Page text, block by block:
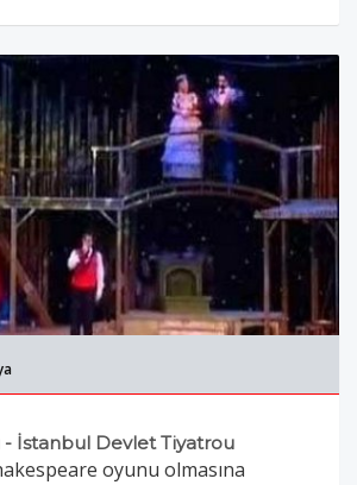
- İstanbul Devlet Tiyatrou
oyunu olmasına